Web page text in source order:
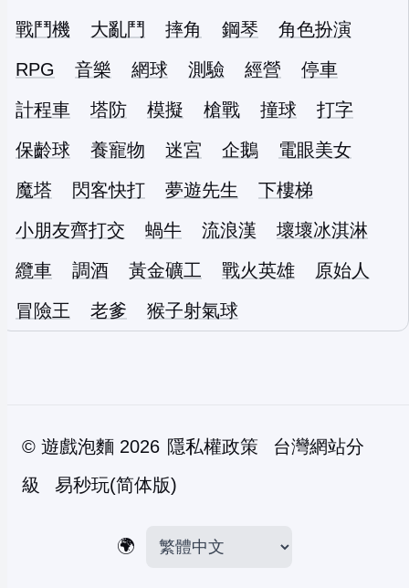
戰鬥機
大亂鬥 摔角 鋼琴
角色扮演
RPG
音樂 網球 測驗 經營
停車
計程車
塔防 模擬 槍戰 撞球
打字
保齡球
養寵物 迷宮 企鵝
電眼美女
魔塔
閃客快打 夢遊先生
下樓梯
小朋友齊打交
蝸牛 流浪漢
壞壞冰淇淋
纜車
調酒 黃金礦工 戰火英雄
原始人
冒險王
老爹 猴子射氣球
© 遊戲泡麵 2026 隱私權政策
台灣網站分
級
易秒玩(简体版)
🌍